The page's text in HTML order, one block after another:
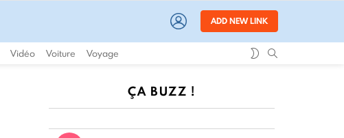
LOGIN ADD NEW LINK
Vidéo Voiture Voyage
SWITCH
ÇA BUZZ !